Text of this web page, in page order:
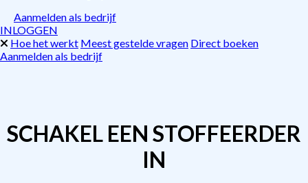
Aanmelden als bedrijf
INLOGGEN
Hoe het werkt Meest gestelde vragen Direct boeken
Aanmelden als bedrijf
SCHAKEL EEN STOFFEERDER
IN